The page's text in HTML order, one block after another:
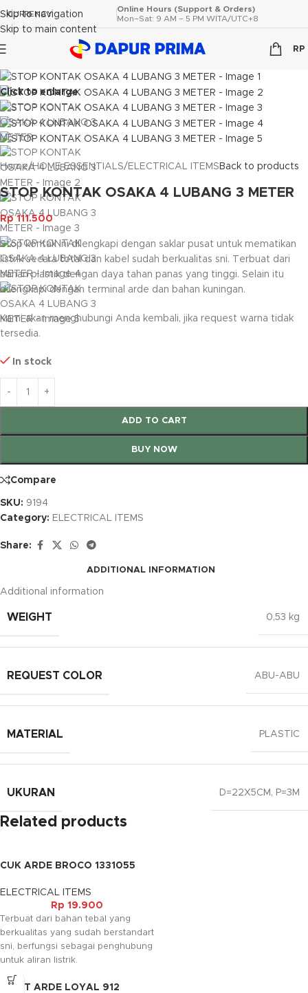
Skip to navigation
Skip to main content
CURRENCY
Online Hours (Support & Orders)
Mon–Sat: 9 AM – 5 PM WITA/UTC+8
RP
Click to enlarge
Home/HOME ESSENTIALS/ ELECTRICAL ITEMS Back to products
STOP KONTAK OSAKA 4 LUBANG 3 METER
Rp111.500
Stop kontak ini dilengkapi dengan saklar pusat untuk mematikan
listrik secara total dan kabel sudah berkualitas sni. Terbuat dari
bahan plastik dengan daya tahan panas yang tinggi. Selain itu
dilengkapi dengan terminal arde dan bahan kuningan.
Kami akan menghubungi Anda kembali, jika request warna tidak
tersedia.
In stock
ADD TO CART
BUY NOW
Compare
SKU: 9194
Category: ELECTRICAL ITEMS
Share:
ADDITIONAL INFORMATION
Additional information
WEIGHT 0,53 kg
REQUEST COLOR ABU-ABU
MATERIAL PLASTIC
UKURAN D=22X5CM, P=3M
Related products
CUK ARDE BROCO 1331055
ELECTRICAL ITEMS
Rp 19.900
Terbuat dari bahan tebal yang
berkualitas yang sudah berstandart
sni, berfungsi sebagai penghubung
untuk aliran listrik.
Kami akan menghubungi Anda
CUK T ARDE LOYAL 912